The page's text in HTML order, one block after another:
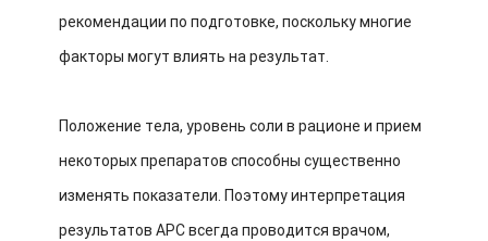
рекомендации по подготовке, поскольку многие
факторы могут влиять на результат.
Положение тела, уровень соли в рационе и прием
некоторых препаратов способны существенно
изменять показатели. Поэтому интерпретация
результатов АРС всегда проводится врачом,